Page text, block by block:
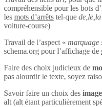
compréhensible pour les bots
les mots d’arrêts tel-que
voiture-course)
Travail de l’aspect « marquage
schema.org pour l’affichage de
Faire des choix judicieux de
pas alourdir le texte, soyez
Savoir faire un choix des
alt (alt étant particulièrement